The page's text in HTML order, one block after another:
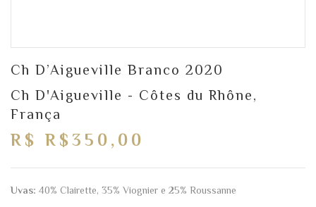
Ch D’Aigueville Branco 2020
Ch D'Aigueville - Côtes du Rhône,
França
R$ R$350,00
Uvas: 40% Clairette, 35% Viognier e 25% Roussanne